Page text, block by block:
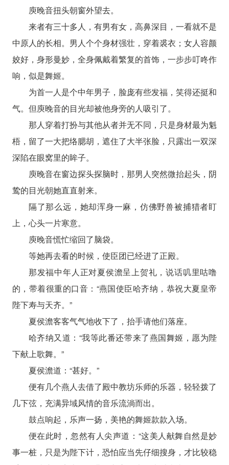
庾晚音扭头朝窗外望去。
来者有三十多人，有男有女，高鼻深目，一看就不是
中原人的长相。男人个个身材强壮，穿着裘衣；女人容颜
姣好，身形曼妙，全身佩戴着繁复的首饰，一步步叮咚作
响，似是舞姬。
为首一人是个中年男子，脸庞有些发福，笑得还挺和
气。但庾晚音的目光却被他身旁的人吸引了。
那人穿着打扮与其他从者并无不同，只是身材最为魁
梧，留了一大把络腮胡，遮住了大半张脸，只露出一双深
深陷在眼窝里的眸子。
庾晚音在窗边探头探脑时，那男人突然微抬起头，阴
鸷的目光朝她直直射来。
隔了那么远，她却浑身一麻，仿佛野兽被捕猎者盯
上，心头一片寒意。
庾晚音慌忙缩回了脑袋。
等她再去看的时候，使臣团已经进了正殿。
那发福中年人正对夏侯澹呈上贺礼，说话叽里咕噜
的，带着很重的口音：“燕国使臣哈齐纳，恭祝大夏皇帝
陛下寿与天齐。”
夏侯澹客客气气地收下了，抬手请他们落座。
哈齐纳又道：“我等此番还带来了燕国舞姬，愿为陛
下献上歌舞。”
夏侯澹道：“甚好。”
便有几个燕人去借了殿中教坊乐师的乐器，轻轻拨了
几下弦，充满异域风情的音乐流淌而出。
鼓点响起，乐声一扬，美艳的舞姬款款入场。
便在此时，忽然有人尖声道：“这美人献舞自然是妙
事一桩，只是为陛下计，恐怕应当先仔细搜身，才比较稳